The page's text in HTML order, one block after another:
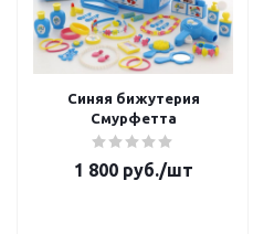
Синяя бижутерия
Смурфетта
1 800руб./шт